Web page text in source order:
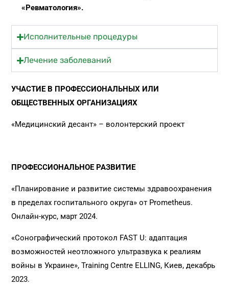
«Ревматология».
Исполнительные процедуры
Лечение заболеваний
УЧАСТИЕ В ПРОФЕССИОНАЛЬНЫХ ИЛИ
ОБЩЕСТВЕННЫХ ОРГАНИЗАЦИЯХ
«Медицинский десант» – волонтерский проект
ПРОФЕССИОНАЛЬНОЕ РАЗВИТИЕ
«Планирование и развитие системы здравоохранения
в пределах госпитального округа» от Prometheus.
Онлайн-курс, март 2024.
«Сонографический протокол FAST U: адаптация
возможностей неотложного ультразвука к реалиям
войны в Украине», Training Centre ELLING, Киев, декабрь
2023.